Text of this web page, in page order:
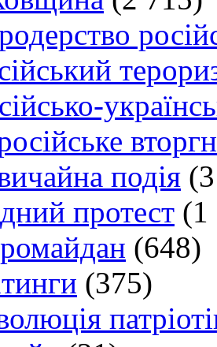
подія
протест (1
(648)
(375)